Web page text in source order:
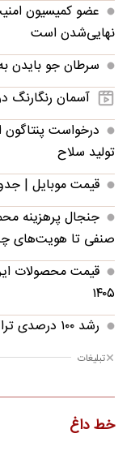
عضو کمیسیون
نهایی‌شدن است
سرطان جو بایدن
آسمان رنگارنگ
درخواست پنتاگون
تولید سلاح
قیمت موبایل‌ |
جنجال پرهزینه
صنفی تا هویت‌های
۱۴۰۵
رشد ۱۰۰ درصدی تراکنش‌ها؛ خرید مردم بیشتر شد یا گران‌تر؟
تبلیغات
خط داغ